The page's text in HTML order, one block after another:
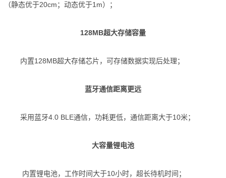
（静态优于20cm；动态优于1m）；
128MB超大存储容量
内置128MB超大存储芯片，可存储数据实现后处理；
蓝牙通信距离更远
采用蓝牙4.0 BLE通信，功耗更低，通信距离大于10米；
大容量锂电池
内置锂电池，工作时间大于10小时，超长待机时间；